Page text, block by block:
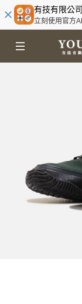
有技有限公司
立刻使用官方